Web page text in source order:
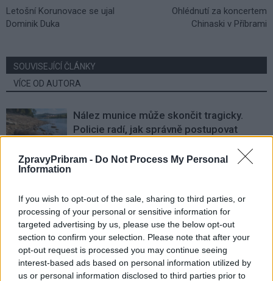
ZpravyPribram - Do Not Process My Personal
Information
If you wish to opt-out of the sale, sharing to third parties, or
processing of your personal or sensitive information for
targeted advertising by us, please use the below opt-out
section to confirm your selection. Please note that after your
opt-out request is processed you may continue seeing
interest-based ads based on personal information utilized by
us or personal information disclosed to third parties prior to
Letošní Korunovace se ujal
Dominik Duka
Ohlédnutí za koncertem
Chinaski v Příbrami
SOUVISEJÍCÍ ČLÁNKY
VÍCE OD AUTORA
Nález munice může skončit tragicky.
Policie radí, jak správně postupovat
Zpravodajství
nevyhověla
Zpravodajství
Svatá Hora rozšířila počet bohoslužeb.
Připomíná také ničivý požár z roku 1978